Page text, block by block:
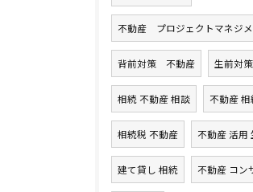
不動産 プロジェクトマネジ
背前対策 不動産 生前対
相続 不動産 相談 不動産
相続税 不動産 不動産 活用
建て貸し 相続 不動産 コン